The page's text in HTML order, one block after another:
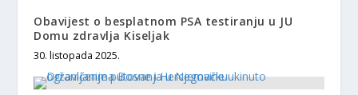
Obavijest o besplatnom PSA testiranju u JU
Domu zdravlja Kiseljak
30. listopada 2025.